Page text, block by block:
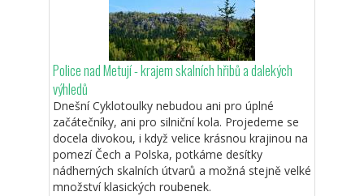
Police nad Metují - krajem skalních hřibů a dalekých
výhledů
Dnešní Cyklotoulky nebudou ani pro úplné
začátečníky, ani pro silniční kola. Projedeme se
docela divokou, i když velice krásnou krajinou na
pomezí Čech a Polska, potkáme desítky
nádherných skalních útvarů a možná stejně velké
množství klasických roubenek.